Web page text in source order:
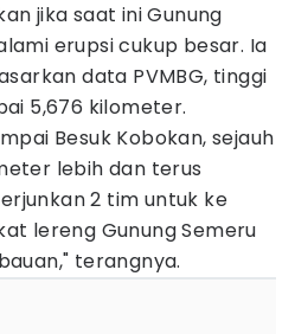
jika saat ini Gunung
erupsi cukup besar. Ia
data PVMBG, tinggi
5,676 kilometer.
Besuk Kobokan, sejauh
lebih dan terus
2 tim untuk ke
lereng Gunung Semeru
terangnya.